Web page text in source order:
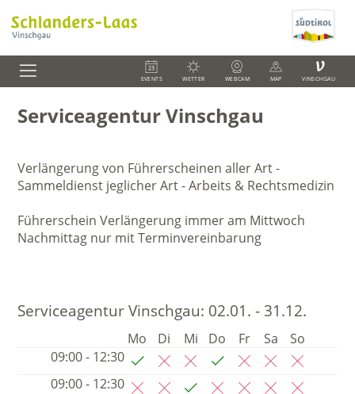
EVENTS WETTER WEBCAM MAP
V
VINSCHGAU
Serviceagentur Vinschgau
Verlängerung von Führerscheinen aller Art -
Sammeldienst jeglicher Art - Arbeits & Rechtsmedizin
Führerschein Verlängerung immer am Mittwoch
Nachmittag nur mit Terminvereinbarung
Serviceagentur Vinschgau: 02.01. - 31.12.
Mo Di Mi Do Fr Sa
So
09:00 - 12:30
09:00 - 12:30